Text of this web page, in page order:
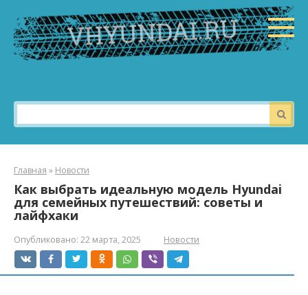
контенту
Поиск:
Главная » Новости
Как выбрать идеальную модель Hyundai
для семейных путешествий: советы и
лайфхаки
Опубликовано: 22 марта, 2025 Новости